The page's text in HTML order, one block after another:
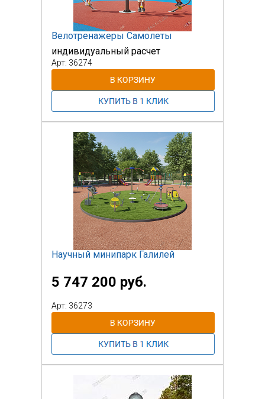
Велотренажеры Самолеты
индивидуальный расчет
Арт: 36274
Научный минипарк Галилей
5 747 200 руб.
Арт: 36273